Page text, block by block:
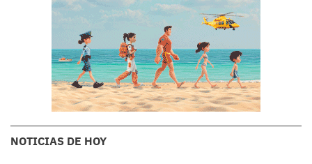
NOTICIAS DE HOY